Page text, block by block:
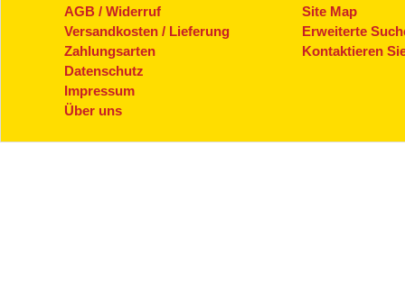
AGB / Widerruf
Versandkosten / Lieferung
Zahlungsarten
Datenschutz
Impressum
Über uns
Site Map
Erweiterte
Kontaktieren